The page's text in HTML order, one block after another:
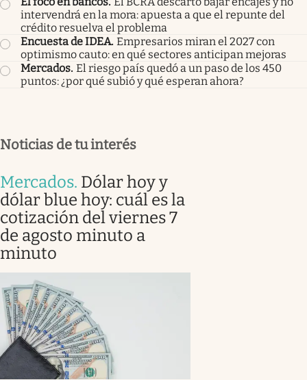
intervendrá en la mora: apuesta a que el repunte del
crédito resuelva el problema
Encuesta de IDEA. Empresarios miran el 2027 con
optimismo cauto: en qué sectores anticipan mejoras
Mercados. El riesgo país quedó a un paso de los 450
puntos: ¿por qué subió y qué esperan ahora?
Noticias de tu interés
Mercados. Dólar hoy y
dólar blue hoy: cuál es la
cotización del viernes 7
de agosto minuto a
minuto